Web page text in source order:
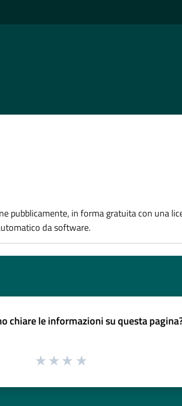
pubblicamente, in forma gratuita con una
da software.
chiare le informazioni su questa